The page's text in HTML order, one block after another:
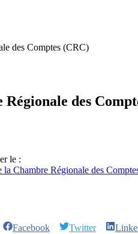
des Comptes (CRC)
des
le :
Chambre Régionale des
Facebook Twitter